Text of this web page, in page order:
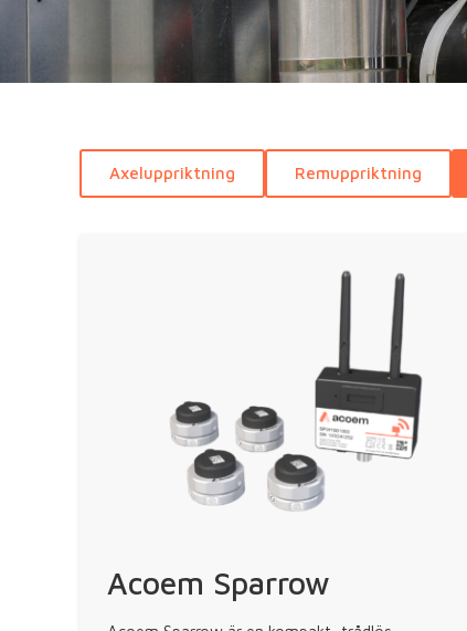
Axeluppriktning Remuppriktning
Acoem Sparrow